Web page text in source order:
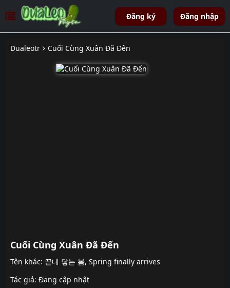
Đăng ký Đăng nhập
Dualeotr Cuối Cùng Xuân Đã Đến
Cuối Cùng Xuân Đã Đến
Tên khác: 끝내 닿는 봄, Spring finally arrives
Tác giả: Đang cập nhật